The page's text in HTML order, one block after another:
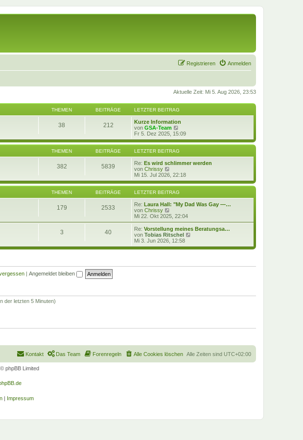
Anmelden
Registrieren
Aktuelle Zeit: Mi 5. Aug 2026, 23:53
THEMEN BEITRÄGE LETZTER BEITRAG
38 212
Kurze Information
von GSA-Team
e
u
e
s
t
e
B
e
i
t
r
a
Fr 5. Dez 2025, 15:09
THEMEN BEITRÄGE LETZTER BEITRAG
382 5839 Re: Es wird schlimmer werden
von Chrissy
e
u
e
s
t
e
B
e
i
t
g
Mi 15. Jul 2026, 22:18
THEMEN BEITRÄGE LETZTER BEITRAG
179 2533 Re: Laura Hall: "My Dad Was Gay —…
von Chrissy
e
u
e
s
r
i
Mi 22. Okt 2025, 22:04
3 40 Re: Vorstellung meines Beratungsa…
von Tobias Ritschel
u
Mi 3. Jun 2026, 12:58
| Angemeldet bleiben
der letzten 5 Minuten)
Alle Zeiten sind UTC+02:00
Alle Cookies löschen
Forenregeln
Das Team
Kontakt
phpBB Limited
| Impressum